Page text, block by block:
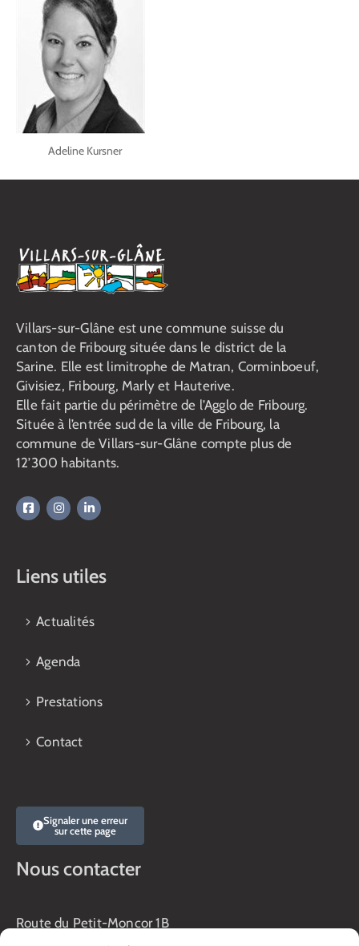
Adeline Kursner
Villars-sur-Glâne est une commune suisse du
canton de Fribourg située dans le district de la
Sarine. Elle est limitrophe de Matran, Corminboeuf,
Givisiez, Fribourg, Marly et Hauterive.
Elle fait partie du périmètre de l’Agglo de Fribourg.
Située à l’entrée sud de la ville de Fribourg, la
commune de Villars-sur-Glâne compte plus de
12’300 habitants.
Liens utiles
Actualités
Agenda
Prestations
Contact
Signaler une erreur
sur cette page
Nous contacter
Route du Petit-Moncor 1B